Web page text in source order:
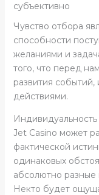
субъективно
Чувство отбора
способности
желаниями и
того, что перед
развития событий,
действиями.
Jet Casino может
фактической
одинаковых
абсолютно разные
Некто будет